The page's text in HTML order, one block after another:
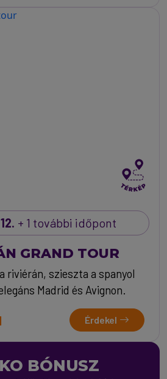
+ 1 további időpont
GRAND TOUR
riviérán, szieszta a spanyol
Madrid és Avignon.
Érdekel
BÓNUSZ